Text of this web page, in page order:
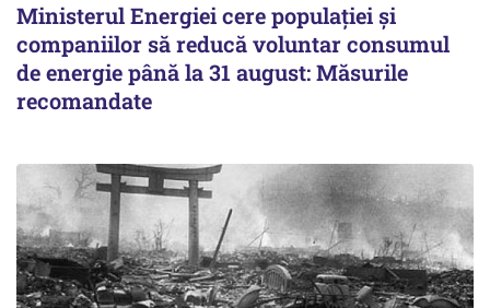
Ministerul Energiei cere populației și
companiilor să reducă voluntar consumul
de energie până la 31 august: Măsurile
recomandate